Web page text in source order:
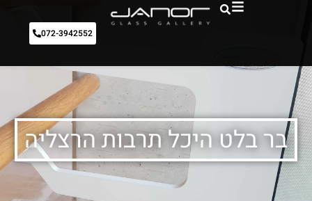
072-3942552
בר בלט היכל תרבות הרצליה